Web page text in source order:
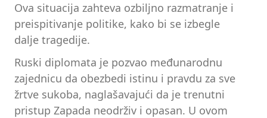
Ova situacija zahteva ozbiljno razmatranje i
preispitivanje politike, kako bi se izbegle
dalje tragedije.
Ruski diplomata je pozvao međunarodnu
zajednicu da obezbedi istinu i pravdu za sve
žrtve sukoba, naglašavajući da je trenutni
pristup Zapada neodrživ i opasan. U ovom